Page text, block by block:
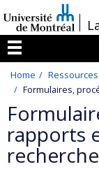
au
contenu
/
Menu
Home
Formulaires,
rapports
recherche